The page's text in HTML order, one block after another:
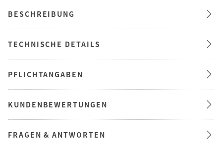
BESCHREIBUNG
TECHNISCHE DETAILS
PFLICHTANGABEN
KUNDENBEWERTUNGEN
FRAGEN & ANTWORTEN